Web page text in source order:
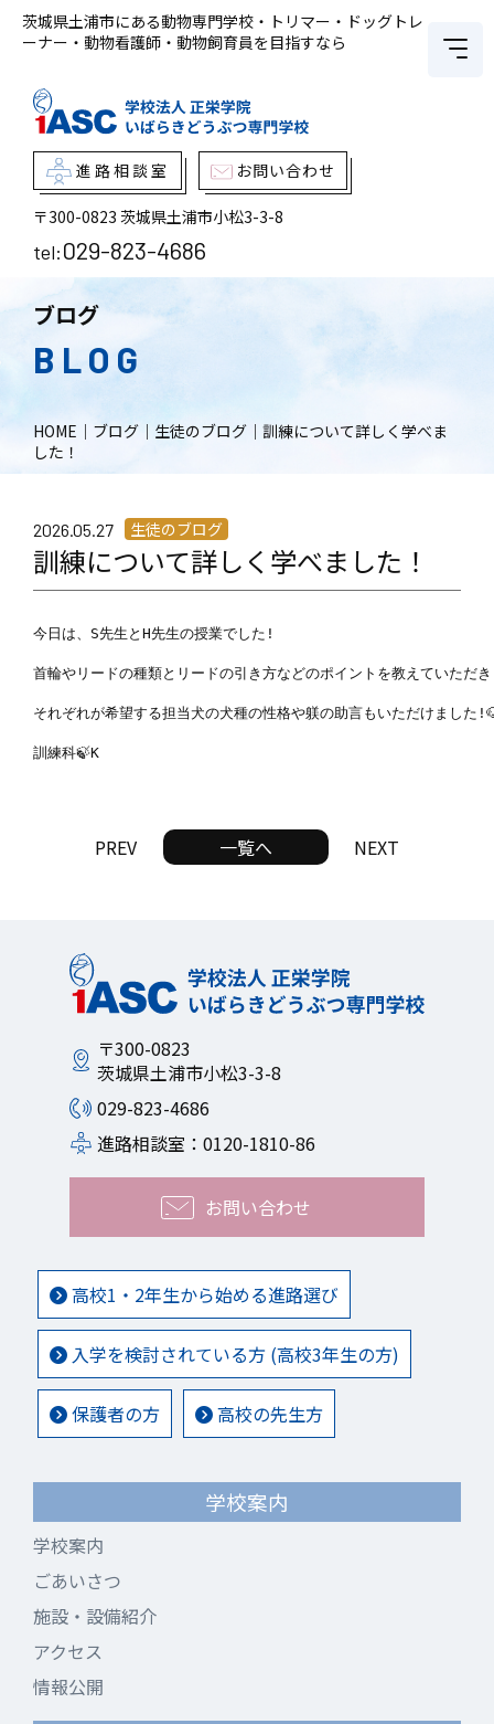
茨城県土浦市にある動物専門学校・トリマー・ドッグトレ
ーナー・動物看護師・動物飼育員を目指すなら
進路相談室 お問い合わせ
〒300-0823 茨城県土浦市小松3-3-8
tel:029-823-4686
ブログ
BLOG
HOME ｜ ブログ ｜ 生徒のブログ ｜ 訓練について詳しく学べま
した！
2026.05.27 生徒のブログ
訓練について詳しく学べました！
今日は、S先生とH先生の授業でした!
首輪やリードの種類とリードの引き方などのポイントを教えていただき
それぞれが希望する担当犬の犬種の性格や躾の助言もいただけました
訓練科🍃K
PREV 一覧へ NEXT
〒300-0823
茨城県土浦市小松3-3-8
029-823-4686
進路相談室：0120-1810-86
お問い合わせ
高校1・2年生から始める進路選び
入学を検討されている方 (高校3年生の方)
保護者の方 高校の先生方
学校案内
学校案内
ごあいさつ
施設・設備紹介
アクセス
情報公開